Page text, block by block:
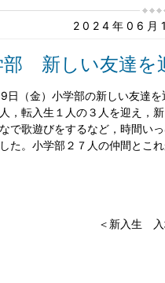
2024年06月
部 新しい友達を
日（金）小学部の新しい友達
，転入生１人の３人を迎え，
で歌遊びをするなど，時間い
た。小学部２７人の仲間とこ
新入生 入場